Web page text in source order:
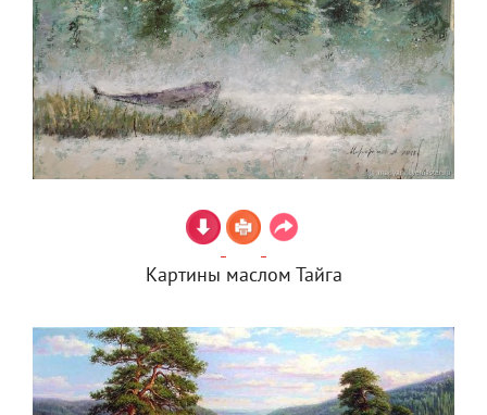
Картины маслом Тайга